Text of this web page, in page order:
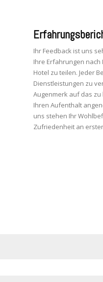
Ihr Feedback ist uns
Ihre Erfahrungen
Hotel zu teilen. Jeder
Dienstleistungen zu
Augenmerk auf das zu
Ihren Aufenthalt
uns stehen Ihr
Zufriedenheit an